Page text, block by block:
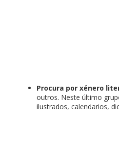
Procura por xénero
outros. Neste último
ilustrados, calendarios,